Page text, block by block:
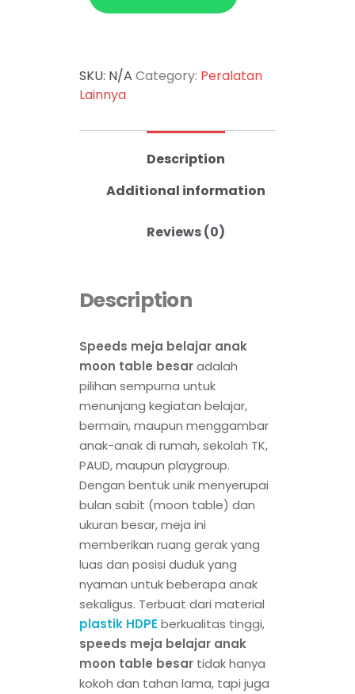
SKU: N/A Category: Peralatan
Lainnya
Description
Additional information
Reviews (0)
Description
Speeds meja belajar anak
moon table besaradalah
pilihan sempurna untuk
menunjang kegiatan belajar,
bermain, maupun menggambar
anak-anak di rumah, sekolah TK,
PAUD, maupun playgroup.
Dengan bentuk unik menyerupai
bulan sabit (moon table) dan
ukuran besar, meja ini
memberikan ruang gerak yang
luas dan posisi duduk yang
nyaman untuk beberapa anak
sekaligus. Terbuat dari material
plastik HDPE berkualitas tinggi,
speeds meja belajar anak
moon table besar tidak hanya
kokoh dan tahan lama, tapi juga